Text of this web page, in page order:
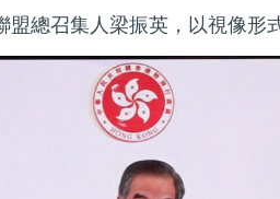
盟總召集人梁振英，以視像形